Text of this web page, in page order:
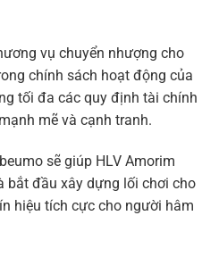
vụ chuyển nhượng cho
chính sách hoạt động của
tối đa các quy định tài chính
mẽ và cạnh tranh.
sẽ giúp HLV Amorim
bắt đầu xây dựng lối chơi cho
hiệu tích cực cho người hâm